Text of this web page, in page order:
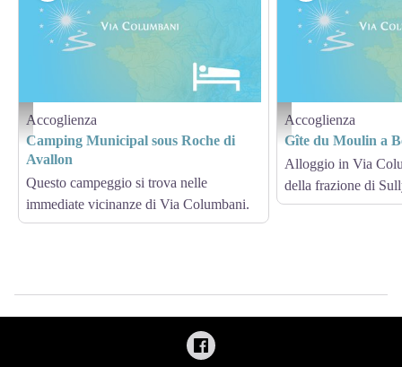
Hébergement - Via Columbani
Accoglienza
Camping Municipal sous Roche di
Avallon
Questo campeggio si trova nelle
immediate vicinanze di Via Columbani.
Hébergement - Via
Accoglienza
Gîte du Moulin a
Alloggio in Via
della frazione di